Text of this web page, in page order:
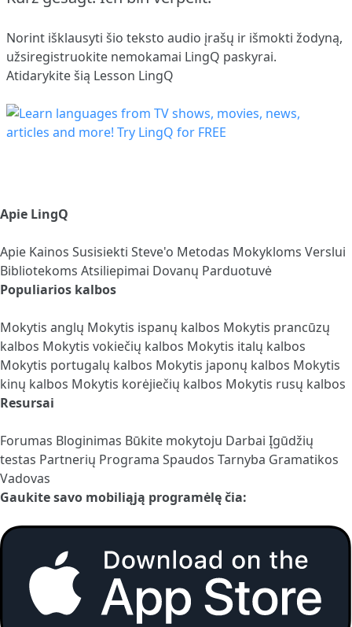
Norint išklausyti šio teksto audio įrašų ir išmokti žodyną,
užsiregistruokite nemokamai LingQ paskyrai.
Atidarykite šią Lesson LingQ
Apie LingQ
Apie Kainos Susisiekti Steve'o Metodas Mokykloms Verslui
Bibliotekoms Atsiliepimai Dovanų Parduotuvė
Populiarios kalbos
Mokytis anglų Mokytis ispanų kalbos Mokytis prancūzų
kalbos Mokytis vokiečių kalbos Mokytis italų kalbos
Mokytis portugalų kalbos Mokytis japonų kalbos Mokytis
kinų kalbos Mokytis korėjiečių kalbos Mokytis rusų kalbos
Resursai
Forumas Bloginimas Būkite mokytoju Darbai Įgūdžių
testas Partnerių Programa Spaudos Tarnyba Gramatikos
Vadovas
Gaukite savo mobiliąją programėlę čia: